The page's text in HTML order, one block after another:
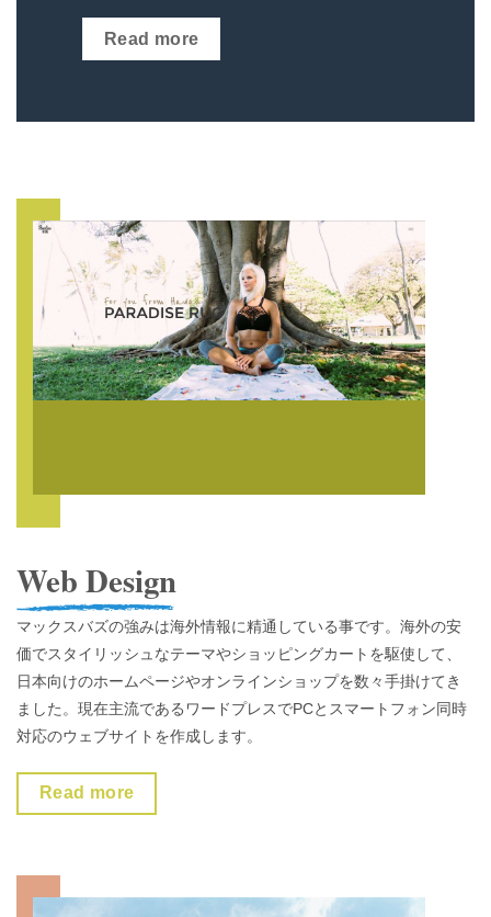
Read more
Web Design
マックスバズの強みは海外情報に精通している事です。海外の安
価でスタイリッシュなテーマやショッピングカートを駆使して、
日本向けのホームページやオンラインショップを数々手掛けてき
ました。現在主流であるワードプレスでPCとスマートフォン同時
対応のウェブサイトを作成します。
Read more